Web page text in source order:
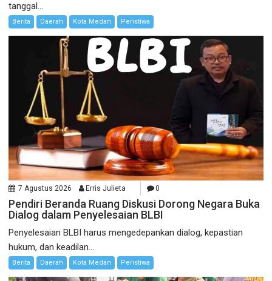
tanggal...
Berita Daerah Kota Medan Peristiwa
7 Agustus 2026 Erris Julieta 0
Pendiri Beranda Ruang Diskusi Dorong Negara Buka
Dialog dalam Penyelesaian BLBI
Penyelesaian BLBI harus mengedepankan dialog, kepastian
hukum, dan keadilan...
Berita Daerah Kota Medan Peristiwa